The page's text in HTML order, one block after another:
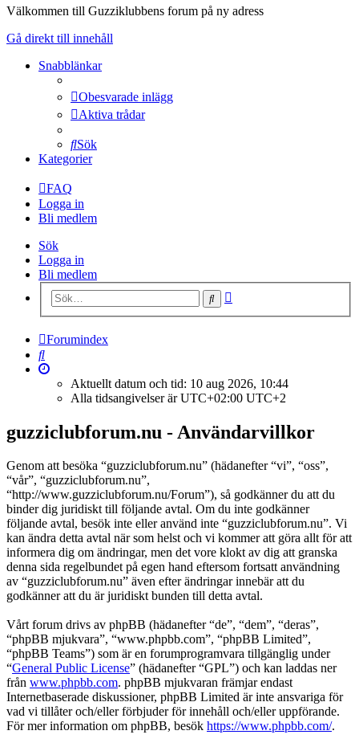
Välkommen till Guzziklubbens forum på ny adress
Gå direkt till innehåll
Snabblänkar
Obesvarade inlägg
Aktiva trådar
Sök
Kategorier
FAQ
Logga in
Bli medlem
Sök
Logga in
Bli medlem
Sök
Forumindex
Sök
Aktuellt datum och tid: 10 aug 2026, 10:44
Alla tidsangivelser är UTC+02:00 UTC+2
guzziclubforum.nu - Användarvillkor
Genom att besöka “guzziclubforum.nu” (hädanefter “vi”, “oss”,
“vår”, “guzziclubforum.nu”,
“http://www.guzziclubforum.nu/Forum”), så godkänner du att du
binder dig juridiskt till följande avtal. Om du inte godkänner
följande avtal, besök inte eller använd inte “guzziclubforum.nu”. Vi
kan ändra detta avtal när som helst och vi kommer att göra allt för att
informera dig om ändringar, men det vore klokt av dig att granska
denna sida regelbundet på egen hand eftersom fortsatt användning
av “guzziclubforum.nu” även efter ändringar innebär att du
godkänner att du är juridiskt bunden till detta avtal.
Vårt forum drivs av phpBB (hädanefter “de”, “dem”, “deras”,
“phpBB mjukvara”, “www.phpbb.com”, “phpBB Limited”,
“phpBB Teams”) som är en forumprogramvara tillgänglig under
“General Public License” (hädanefter “GPL”) och kan laddas ner
från www.phpbb.com. phpBB mjukvaran främjar endast
Internetbaserade diskussioner, phpBB Limited är inte ansvariga för
vad vi tillåter och/eller förbjuder för innehåll och/eller uppförande.
För mer information om phpBB, besök https://www.phpbb.com/.